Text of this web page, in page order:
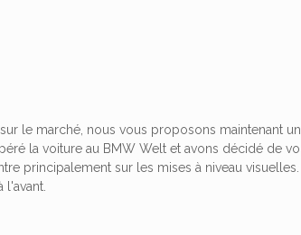
le marché, nous vous proposons maintenant
la voiture au BMW Welt et avons décidé de
principalement sur les mises à niveau
l'avant.